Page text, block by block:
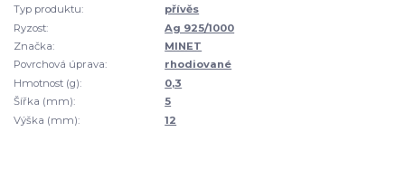
Typ produktu:
přívěs
Ryzost:
Ag 925/1000
Značka:
MINET
Povrchová úprava:
rhodiované
Hmotnost (g):
0,3
Šířka (mm):
5
Výška (mm):
12